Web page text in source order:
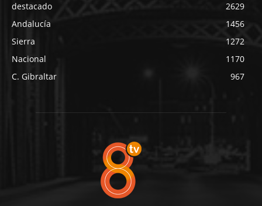
destacado
2629
Andalucía
1456
Sierra
1272
Nacional
1170
C. Gibraltar
967